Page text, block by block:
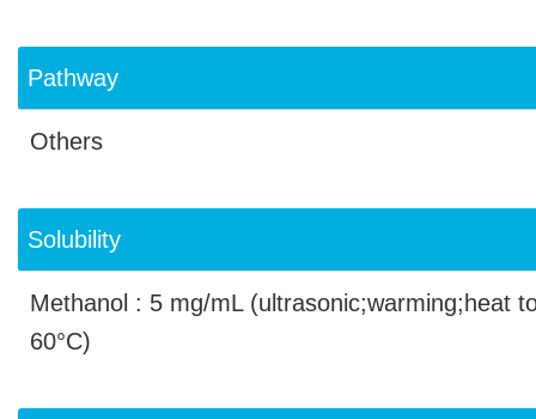
Pathway
Others
Solubility
Methanol : 5 mg/mL (ultrasonic;warming;heat
60°C)